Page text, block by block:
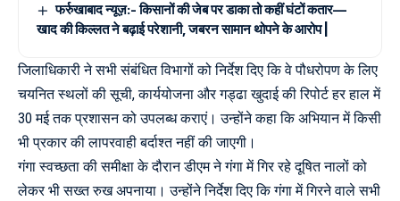
फर्रुखाबाद न्यूज़:- किसानों की जेब पर डाका तो कहीं घंटों कतार—
खाद की किल्लत ने बढ़ाई परेशानी, जबरन सामान थोपने के आरोप |
जिलाधिकारी ने सभी संबंधित विभागों को निर्देश दिए कि वे पौधरोपण के लिए
चयनित स्थलों की सूची, कार्ययोजना और गड्ढा खुदाई की रिपोर्ट हर हाल में
30 मई तक प्रशासन को उपलब्ध कराएं। उन्होंने कहा कि अभियान में किसी
भी प्रकार की लापरवाही बर्दाश्त नहीं की जाएगी।
गंगा स्वच्छता की समीक्षा के दौरान डीएम ने गंगा में गिर रहे दूषित नालों को
लेकर भी सख्त रुख अपनाया। उन्होंने निर्देश दिए कि गंगा में गिरने वाले सभी